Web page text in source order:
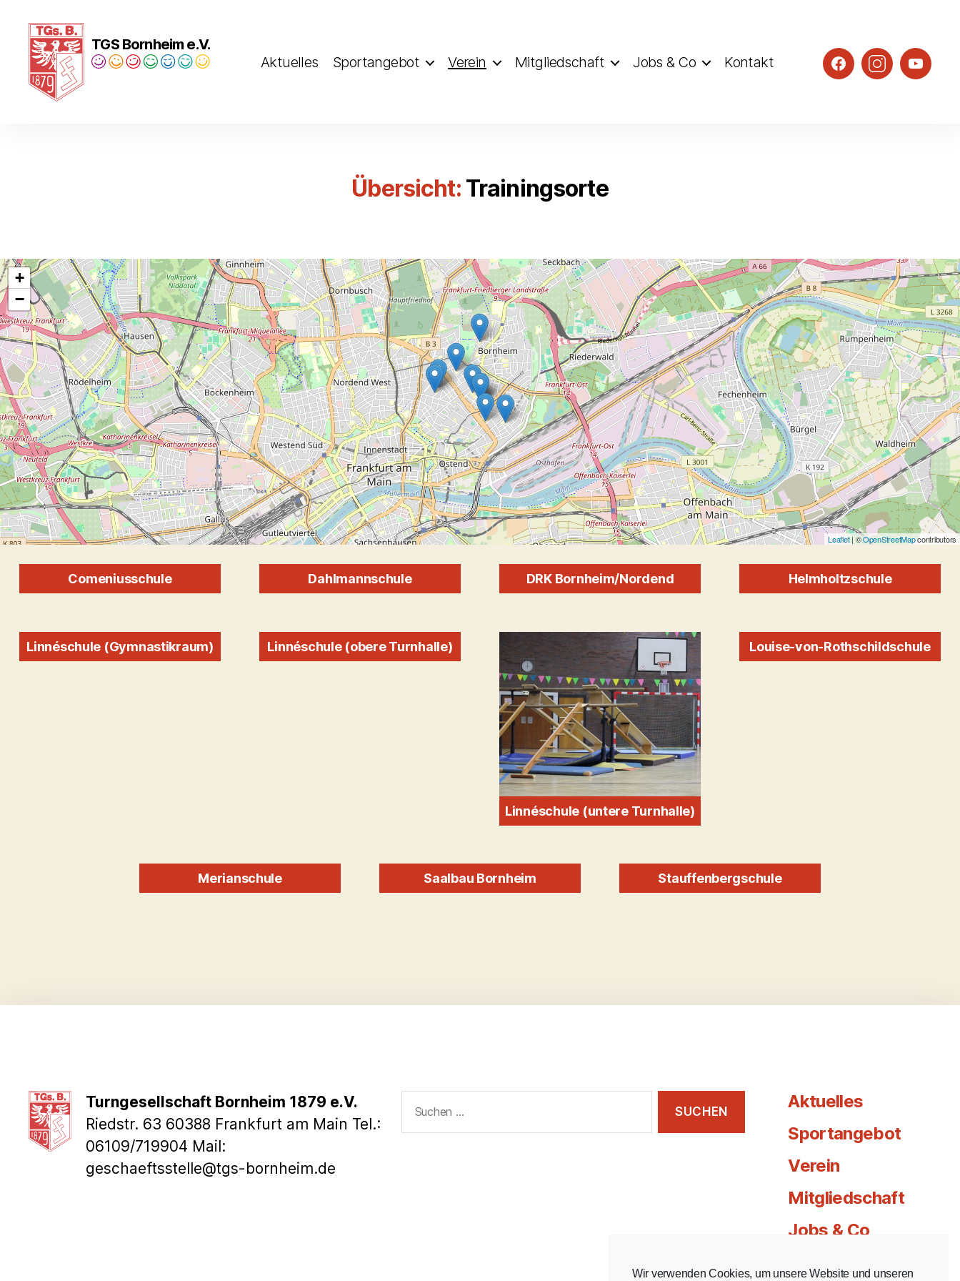
TGS Bornheim e.V.
Aktuelles
Sportangebot Verein Mitgliedschaft Jobs & Co Kontakt
TGS@facebook
Übersicht: Trainingsorte
+
−
Leaflet| ©OpenStreetMapcontributors
Comeniusschule Dahlmannschule DRK Bornheim/Nordend Helmholtzschule
Linnéschule (Gymnastikraum) Linnéschule (obere Turnhalle)
Linnéschule (untere Turnhalle)
Louise-von-Rothschildschule
Merianschule Saalbau Bornheim Stauffenbergschule
Turngesellschaft Bornheim 1879 e.V.
Riedstr. 63 60388 Frankfurt am Main Tel.:
06109/719904 Mail:
geschaeftsstelle@tgs-bornheim.de
nach:
Aktuelles
Sportangebot
Verein
Mitgliedschaft
Jobs & Co
Wir verwenden Cookies, um unsere Website und unseren